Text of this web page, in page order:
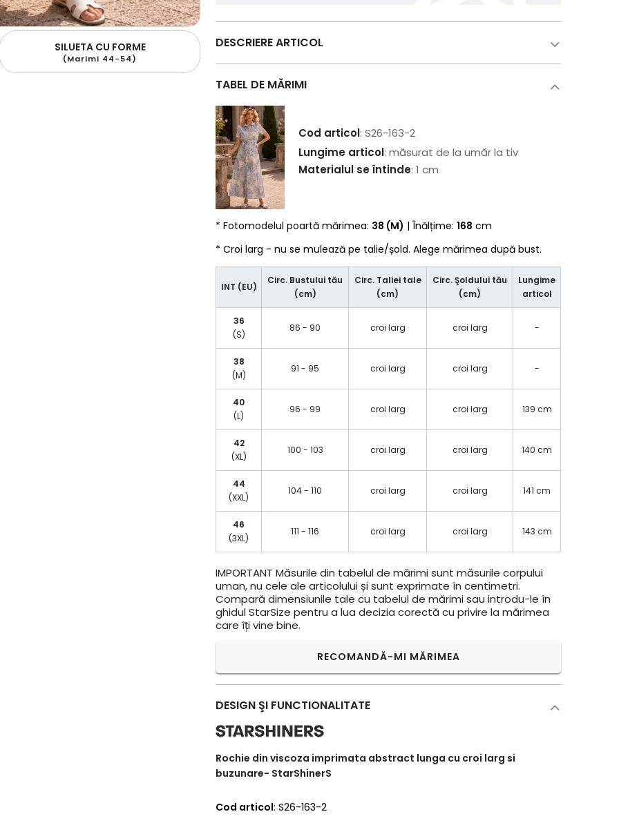
SILUETA CU FORME
(Marimi 44-54)
DESCRIERE ARTICOL
TABEL DE MĂRIMI
Cod articol: S26-163-2
Lungime articol: măsurat de la umăr la tiv
Materialul se întinde: 1 cm
* Fotomodelul poartă mărimea: 38 (M) | Înălțime:168 cm
* Croi larg - nu se mulează pe talie/șold. Alege mărimea după bust.
INT (EU)
Circ. Bustului tău
(cm)
Circ. Taliei tale
(cm)
Circ. Şoldului tău
(cm)
Lungime
articol
36
(S)
86 - 90 croi larg croi larg -
38
(M)
91 - 95 croi larg croi larg -
40
(L)
96 - 99 croi larg croi larg 139 cm
42
(XL)
100 - 103 croi larg croi larg 140 cm
44
(XXL)
104 - 110 croi larg croi larg 141 cm
46
(3XL)
111 - 116 croi larg croi larg 143 cm
IMPORTANT Măsurile din tabelul de mărimi sunt măsurile corpului
uman, nu cele ale articolului și sunt exprimate în centimetri.
Compară dimensiunile tale cu tabelul de mărimi sau introdu-le în
ghidul StarSize pentru a lua decizia corectă cu privire la mărimea
care îți vine bine.
RECOMANDĂ-MI MĂRIMEA
DESIGN ŞI FUNCTIONALITATE
Rochie din viscoza imprimata abstract lunga cu croi larg si
buzunare- StarShinerS
Cod articol: S26-163-2